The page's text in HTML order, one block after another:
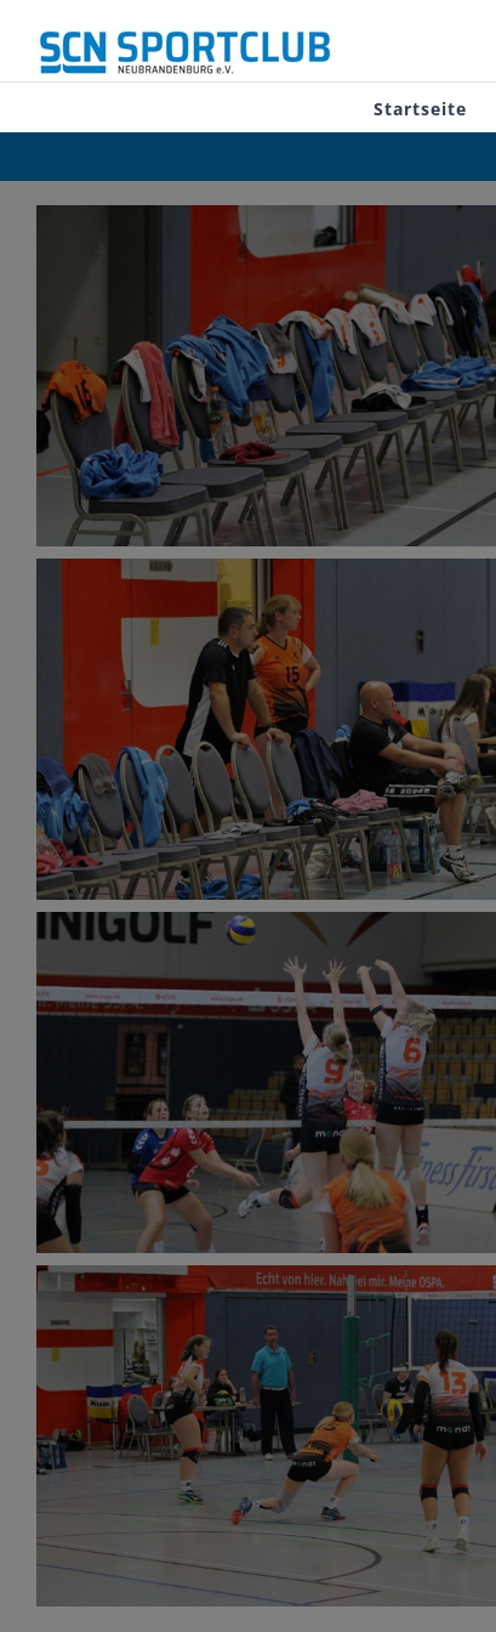
Inhalt
Startseite